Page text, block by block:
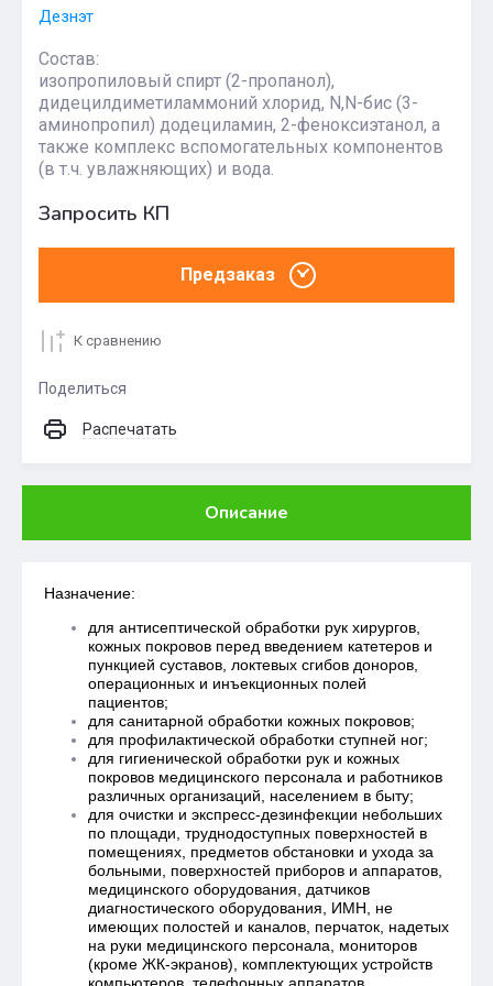
Дезнэт
Состав:
изопропиловый спирт (2-пропанол),
дидецилдиметиламмоний хлорид, N,N-бис (3-
аминопропил) додециламин, 2-феноксиэтанол, а
также комплекс вспомогательных компонентов
(в т.ч. увлажняющих) и вода.
Запросить КП
Предзаказ
К сравнению
Поделиться
Распечатать
Описание
Назначение:
для антисептической обработки рук хирургов,
кожных покровов перед введением катетеров и
пункцией суставов, локтевых сгибов доноров,
операционных и инъекционных полей
пациентов;
для санитарной обработки кожных покровов;
для профилактической обработки ступней ног;
для гигиенической обработки рук и кожных
покровов медицинского персонала и работников
различных организаций, населением в быту;
для очистки и экспресс-дезинфекции небольших
по площади, труднодоступных поверхностей в
помещениях, предметов обстановки и ухода за
больными, поверхностей приборов и аппаратов,
медицинского оборудования, датчиков
диагностического оборудования, ИМН, не
имеющих полостей и каналов, перчаток, надетых
на руки медицинского персонала, мониторов
(кроме ЖК-экранов), комплектующих устройств
компьютеров, телефонных аппаратов.